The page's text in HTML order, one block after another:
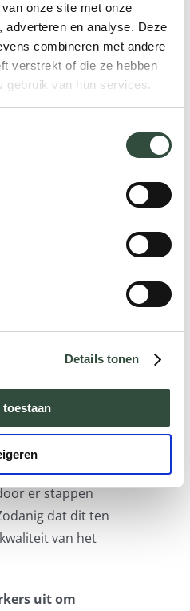
onze site met onze
adverteren en analyse. Deze
combineren met andere
verstrekt of die ze hebben
gebruik van hun services.
Details tonen
kan identificeren.
koffie en kopen de
eerlijke prijs van
we bij aan eerlijke
Daarom is een
over
inhoudt, welke
op wil en wat zij
weten vaak als beste
Laat hen
over
er stappen
dat dit ten
van het
uit om